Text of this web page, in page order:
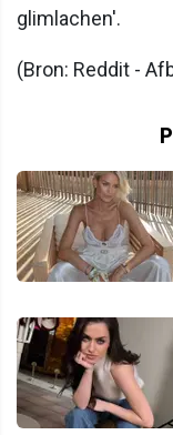
glimlachen'.
(Bron: Reddit -